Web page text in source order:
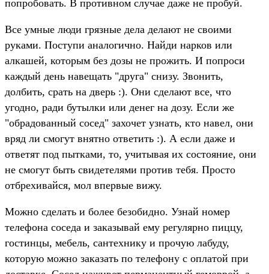
попробовать. В противном случае даже не пробуй.
Все умные люди грязные дела делают не своими
руками. Поступи аналогично. Найди нарков или
алкашей, которым без дозы не прожить. И попроси
каждый день навещать "друга" снизу. Звонить,
долбить, срать на дверь :). Они сделают все, что
угодно, ради бутылки или денег на дозу. Если же
"обрадованный сосед" захочет узнать, кто навел, они
вряд ли смогут внятно ответить :). А если даже и
ответят под пытками, то, учитывая их состояние, они
не смогут быть свидетелями против тебя. Просто
отбрехивайся, мол впервые вижу.
Можно сделать и более безобидно. Узнай номер
телефона соседа и заказывай ему регулярно пиццу,
гостинцы, мебель, сантехнику и прочую лабуду,
которую можно заказать по телефону с оплатой при